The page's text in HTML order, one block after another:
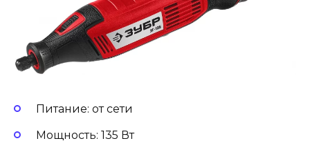
Питание: от сети
Мощность: 135 Вт